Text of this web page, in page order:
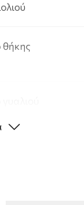
θήκης